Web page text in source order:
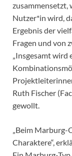
zusammensetzt,
Nutzer*in wird,
Ergebnis der
Fragen und von
„Insgesamt wird
Ruth Fischer
gewollt.
„Beim Marburg-
Charaktere“,